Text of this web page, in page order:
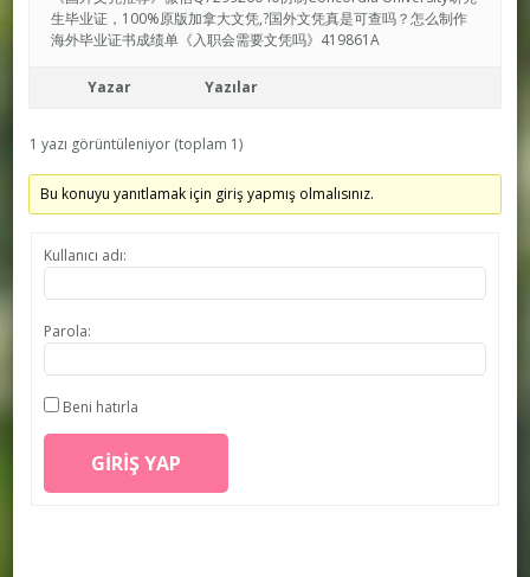
生毕业证，100%原版加拿大文凭,?国外文凭真是可查吗？怎么制作
海外毕业证书成绩单《入职会需要文凭吗》419861A
Yazar Yazılar
1 yazı görüntüleniyor (toplam 1)
Bu konuyu yanıtlamak için giriş yapmış olmalısınız.
Kullanıcı adı:
Parola:
Beni hatırla
GIRIŞ YAP